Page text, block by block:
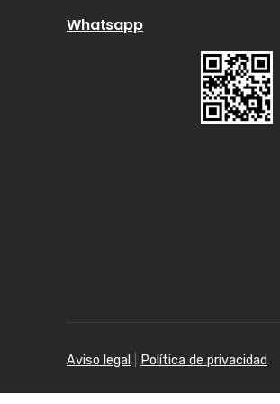
Whatsapp
Aviso legal Política de privacidad